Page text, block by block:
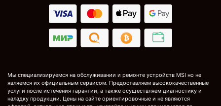
Мы специализируемся на обслуживании и ремонте устройств MSI но не
являемся их официальным сервисом. Предоставляем высококачественные
услуги после истечения гарантии, а также осуществляем диагностику и
наладку продукции. Цены на сайте ориентировочные и не являются